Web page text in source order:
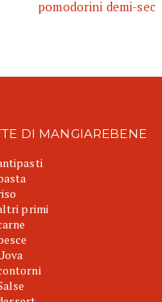
pomodorini demi-sec
DI MANGIAREBENE
primi